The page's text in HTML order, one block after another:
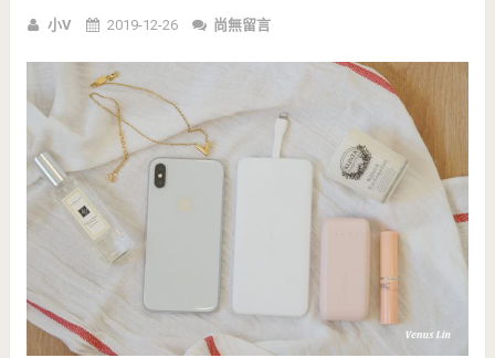
小V 2019-12-26 尚無留言